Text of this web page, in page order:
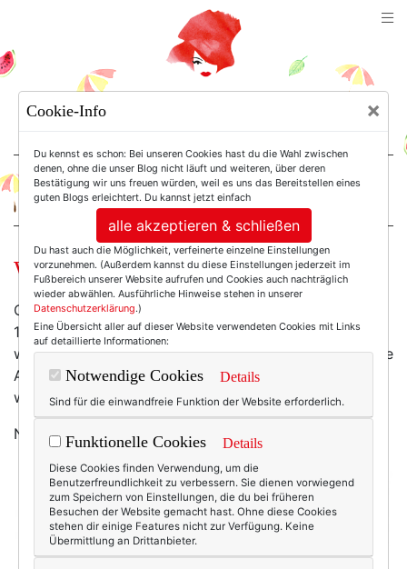
For Women. Not Girls.
Wochenend-Wow: Katzenaugen!
Okay, Sonnenbrillen sind momentan – bei kuscheligen
13 Grad – nicht unbedingt das Mittel der Wahl. Aber
wollen wir uns vom Wettergott diktieren lassen, welche
Accessoires wir diesen Sommer tragen? Na? Wollen
wir??
Nein, wollen wir natürlich nicht! Pffft!
Cookie-Info ×
Du kennst es schon: Bei unseren Cookies hast du die Wahl zwischen
denen, ohne die unser Blog nicht läuft und weiteren, über deren
Bestätigung wir uns freuen würden, weil es uns das Bereitstellen eines
guten Blogs erleichtert. Du kannst jetzt einfach
alle akzeptieren & schließen
Du hast auch die Möglichkeit, verfeinerte einzelne Einstellungen
vorzunehmen. (Außerdem kannst du diese Einstellungen jederzeit im
Fußbereich unserer Website aufrufen und Cookies auch nachträglich
wieder abwählen. Ausführliche Hinweise stehen in unserer
Datenschutzerklärung.)
Eine Übersicht aller auf dieser Website verwendeten Cookies mit Links
auf detaillierte Informationen:
Notwendige Cookies Details
Sind für die einwandfreie Funktion der Website erforderlich.
Funktionelle Cookies Details
Diese Cookies finden Verwendung, um die
Benutzerfreundlichkeit zu verbessern. Sie dienen vorwiegend
zum Speichern von Einstellungen, die du bei früheren
Besuchen der Website gemacht hast. Ohne diese Cookies
stehen dir einige Features nicht zur Verfügung. Keine
Übermittlung an Drittanbieter.